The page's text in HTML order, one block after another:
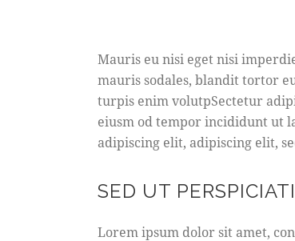
Mauris eu nisi eget nisi
mauris sodales, blandit tortor
turpis enim volutpSectetur
eiusm od tempor incididunt ut
adipiscing elit, adipiscing elit,
SED UT
Lorem ipsum dolor sit amet,